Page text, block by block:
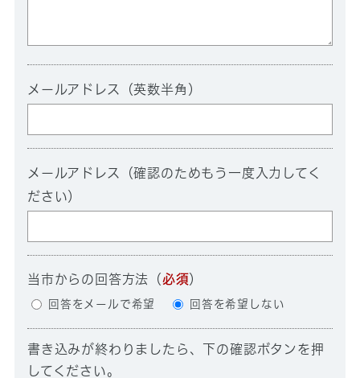
メールアドレス（英数半角）
メールアドレス（確認のためもう一度入力してく
ださい）
当市からの回答方法 （必須）
回答をメールで希望 回答を希望しない
書き込みが終わりましたら、下の確認ボタンを押
してください。